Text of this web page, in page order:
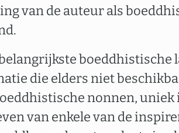
van de auteur als
boeddhistische
die elders niet
nonnen, uniek
van enkele van de